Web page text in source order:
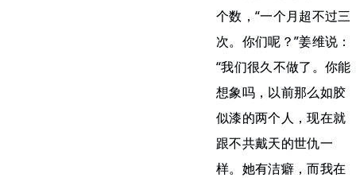
个数，“一个月超不过三
次。你们呢？”姜维说：
“我们很久不做了。你能
想象吗，以前那么如胶
似漆的两个人，现在就
跟不共戴天的世仇一
样。她有洁癖，而我在